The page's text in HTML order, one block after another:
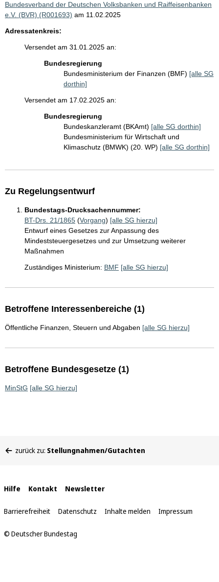
Bundesverband der Deutschen Volksbanken und Raiffeisenbanken
e.V. (BVR) (R001693) am 11.02.2025
Adressatenkreis:
Versendet am 31.01.2025 an:
Bundesregierung
Bundesministerium der Finanzen (BMF) [alle SG
dorthin]
Versendet am 17.02.2025 an:
Bundesregierung
Bundeskanzleramt (BKAmt) [alle SG dorthin]
Bundesministerium für Wirtschaft und
Klimaschutz (BMWK) (20. WP) [alle SG dorthin]
Zu Regelungsentwurf
Bundestags-Drucksachennummer:
BT-Drs. 21/1865 (Vorgang) [alle SG hierzu]
Entwurf eines Gesetzes zur Anpassung des
Mindeststeuergesetzes und zur Umsetzung weiterer
Maßnahmen
Zuständiges Ministerium: BMF [alle SG hierzu]
Betroffene Interessenbereiche (1)
Öffentliche Finanzen, Steuern und Abgaben [alle SG hierzu]
Betroffene Bundesgesetze (1)
MinStG [alle SG hierzu]
befinden
zurück zu: Stellungnahmen/Gutachten
Interne
Links
Hilfe Kontakt Newsletter
Barrierefreiheit Datenschutz Inhalte melden Impressum
© Deutscher Bundestag